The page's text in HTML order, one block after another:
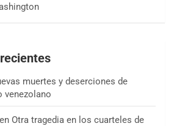
muertes y deserciones de
venezolano
en Otra tragedia en los cuarteles de